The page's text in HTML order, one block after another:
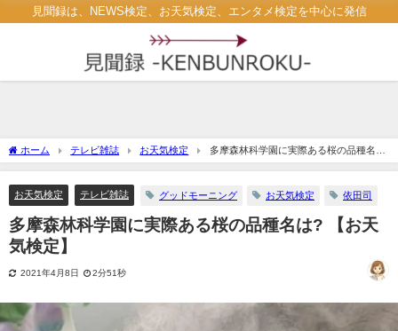
見聞録は、NEWS検定、お天気検定、エンタメ検定を中心に発信
ホーム テレビ雑誌 お天気検定
多摩森林科学園に実際ある桜の品種名
は? 【お天気検定】
お天気検定 テレビ雑誌 グッドモーニング お天気検定 依田司
多摩森林科学園に実際ある桜の品種名は? 【お天
気検定】
2021年4月8日 2分51秒